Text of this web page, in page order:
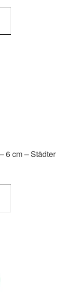
6 cm – Städter